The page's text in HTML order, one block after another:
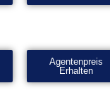
Agentenpreis
Erhalten